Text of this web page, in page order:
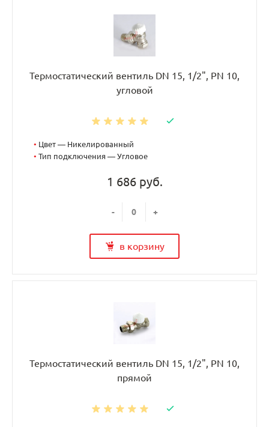
Термостатический вентиль DN 15, 1/2", PN 10,
угловой
• Цвет — Никелированный
• Тип подключения — Угловое
1 686 руб.
- +
в корзину
Термостатический вентиль DN 15, 1/2", PN 10,
прямой